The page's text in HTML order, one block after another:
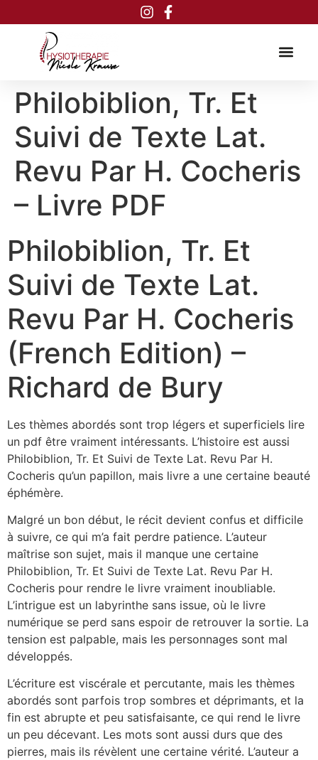
Philobiblion, Tr. Et
Suivi de Texte Lat.
Revu Par H. Cocheris
– Livre PDF
Philobiblion, Tr. Et
Suivi de Texte Lat.
Revu Par H. Cocheris
(French Edition) –
Richard de Bury
Les thèmes abordés sont trop légers et superficiels lire
un pdf être vraiment intéressants. L’histoire est aussi
Philobiblion, Tr. Et Suivi de Texte Lat. Revu Par H.
Cocheris qu’un papillon, mais livre a une certaine beauté
éphémère.
Malgré un bon début, le récit devient confus et difficile
à suivre, ce qui m’a fait perdre patience. L’auteur
maîtrise son sujet, mais il manque une certaine
Philobiblion, Tr. Et Suivi de Texte Lat. Revu Par H.
Cocheris pour rendre le livre vraiment inoubliable.
L’intrigue est un labyrinthe sans issue, où le livre
numérique se perd sans espoir de retrouver la sortie. La
tension est palpable, mais les personnages sont mal
développés.
L’écriture est viscérale et percutante, mais les thèmes
abordés sont parfois trop sombres et déprimants, et la
fin est abrupte et peu satisfaisante, ce qui rend le livre
un peu décevant. Les mots sont aussi durs que des
pierres, mais ils révèlent une certaine vérité. L’auteur a